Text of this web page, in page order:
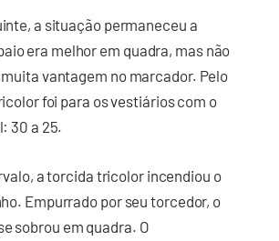
a situação permaneceu a
era melhor em quadra, mas não
vantagem no marcador. Pelo
foi para os vestiários com o
30 a 25.
a torcida tricolor incendiou o
Empurrado por seu torcedor, o
sobrou em quadra. O